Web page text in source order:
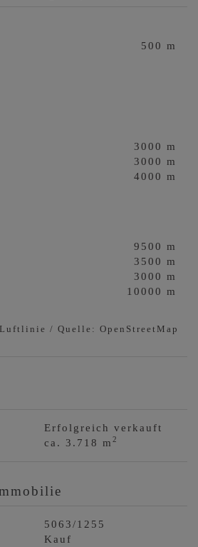
500 m
3000 m
3000 m
4000 m
9500 m
3500 m
3000 m
10000 m
/ Quelle: OpenStreetMap
Erfolgreich verkauft
ca. 3.718 m2
5063/1255
Kauf